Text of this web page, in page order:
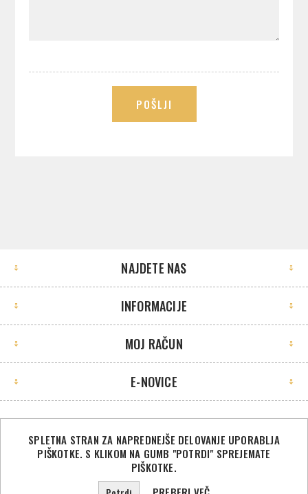
POŠLJI
NAJDETE NAS
INFORMACIJE
MOJ RAČUN
E-NOVICE
©2026 Sport Store. Vse pravice pridržane.
Powered by
SPLETNA STRAN ZA NAPREDNEJŠE DELOVANJE UPORABLJA
PIŠKOTKE. S KLIKOM NA GUMB "POTRDI" SPREJEMATE
PIŠKOTKE.